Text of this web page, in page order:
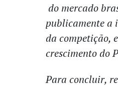
do mercado
publicamente a
da competição,
crescimento do
Para concluir,